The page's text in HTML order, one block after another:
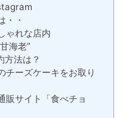
・・
ゃれな店内
海老”
方法は？
チーズケーキをお取り
販サイト「食べチョ